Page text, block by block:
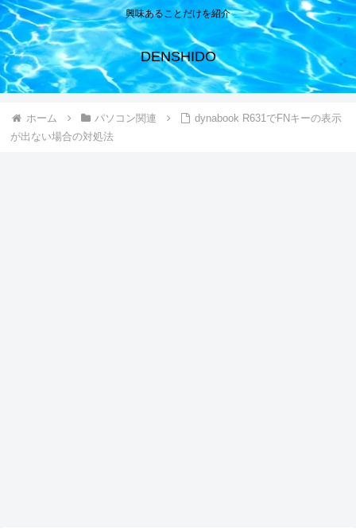
興味あることだけを紹介
DENSHIDO
ホーム パソコン関連
dynabook R631でFNキーの表示
が出ない場合の対処法